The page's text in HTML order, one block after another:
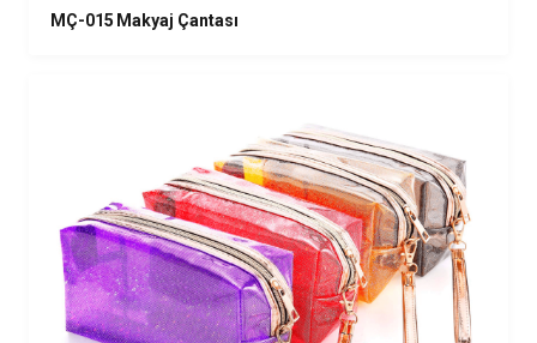
MÇ-015 Makyaj Çantası